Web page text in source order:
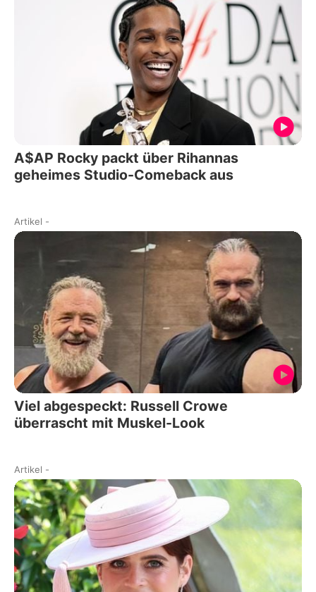
A$AP Rocky packt über Rihannas
geheimes Studio-Comeback aus
Artikel -
Viel abgespeckt: Russell Crowe
überrascht mit Muskel-Look
Artikel -